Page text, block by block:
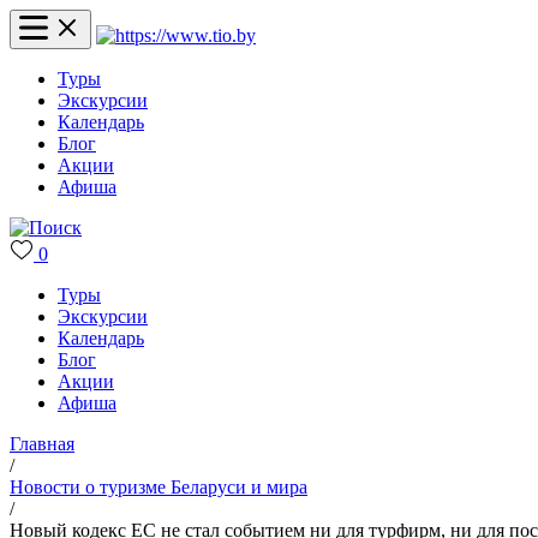
Туры
Экскурсии
Календарь
Блог
Акции
Афиша
0
Туры
Экскурсии
Календарь
Блог
Акции
Афиша
Главная
/
Новости о туризме Беларуси и мира
/
Новый кодекс ЕС не стал событием ни для турфирм, ни для